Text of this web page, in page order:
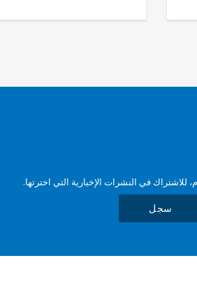
للاشتراك في النشرات الإخبارية التي اخترتها.
سجل